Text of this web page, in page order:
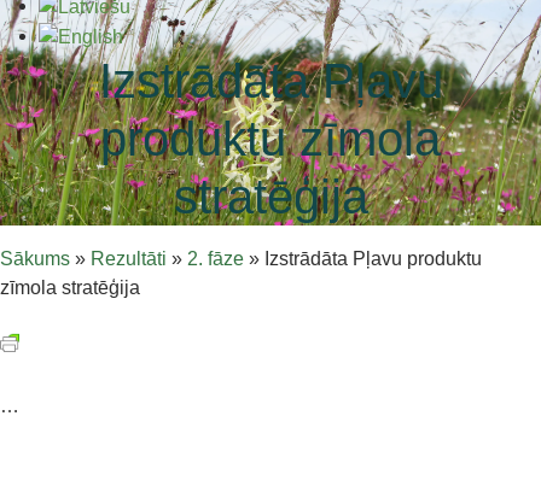
Izstrādāta Pļavu
produktu zīmola
stratēģija
Sākums » Rezultāti » 2. fāze » Izstrādāta Pļavu produktu
zīmola stratēģija
…